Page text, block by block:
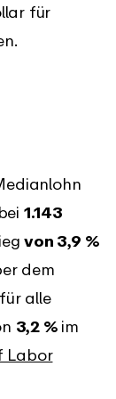
für
1.143
von 3,9 %
dem
alle
3,2 %im
Labor